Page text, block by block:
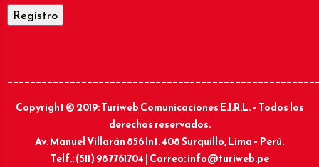
Copyright © 2019: Turiweb Comunicaciones E.I.R.L. – Todos los
derechos reservados.
Av. Manuel Villarán 856 Int. 408 Surquillo, Lima – Perú.
Telf.: (511) 987761704 | Correo: info@turiweb.pe